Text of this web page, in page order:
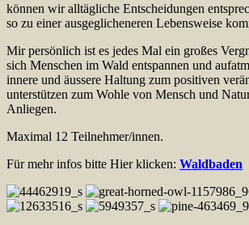
können wir alltägliche Entscheidungen
so zu einer ausgeglicheneren Lebensweise
Mir persönlich ist es jedes Mal ein großes
sich Menschen im Wald entspannen und
innere und äussere Haltung zum positiven
unterstützen zum Wohle von Mensch und
Anliegen.
Maximal 12 Teilnehmer/innen.
Für mehr infos bitte Hier klicken: Waldbaden